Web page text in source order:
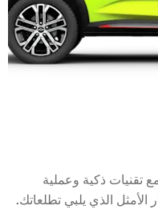
ذكية وعملية
الذي يلبي تطلعاتك.